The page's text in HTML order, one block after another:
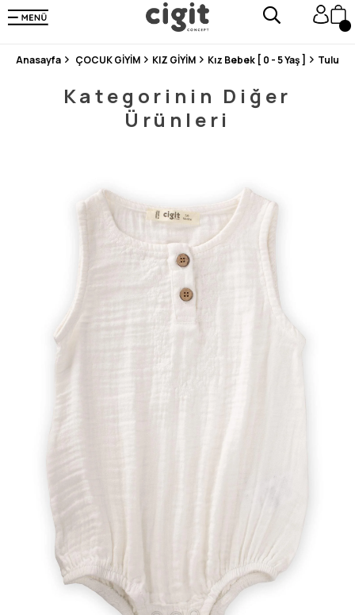
250.000'DEN FAZLA DEĞERLENDİRMEDE 5 ÜZERİNDEN 4.8 PUAN ALDI ⭐⭐⭐⭐⭐
3 MİLYONDAN FAZLA MUTLU MÜŞTERİ ❤️ 10 MİLYON ÜRÜN
Anasayfa ÇOCUK GİYİM KIZ GİYİM Kız Bebek [ 0 - 5 Yaş ] Tulum /
Kategorinin Diğer
Ürünleri